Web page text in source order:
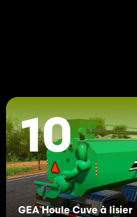
10
GEA Houle Cuve à lisier